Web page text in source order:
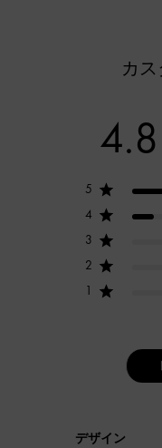
カ
4.8
5
4
3
2
1
デザイン